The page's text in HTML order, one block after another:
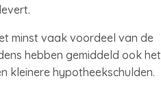
minst vaak voordeel van de
hebben gemiddeld ook het
kleinere hypotheekschulden.